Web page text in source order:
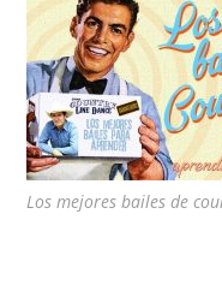
Los mejores bailes de